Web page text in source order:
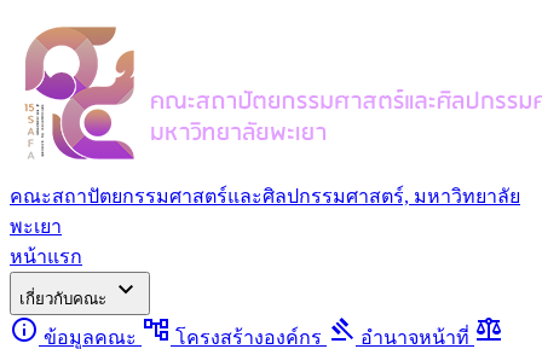
คณะสถาปัตยกรรมศาสตร์และศิลปกรรมศาสตร์, มหาวิทยาลัย
พะเยา
หน้าแรก
เกี่ยวกับคณะ
expand_more
info ข้อมูลคณะ account_tree โครงสร้างองค์กร gavel อำนาจหน้าที่ balance